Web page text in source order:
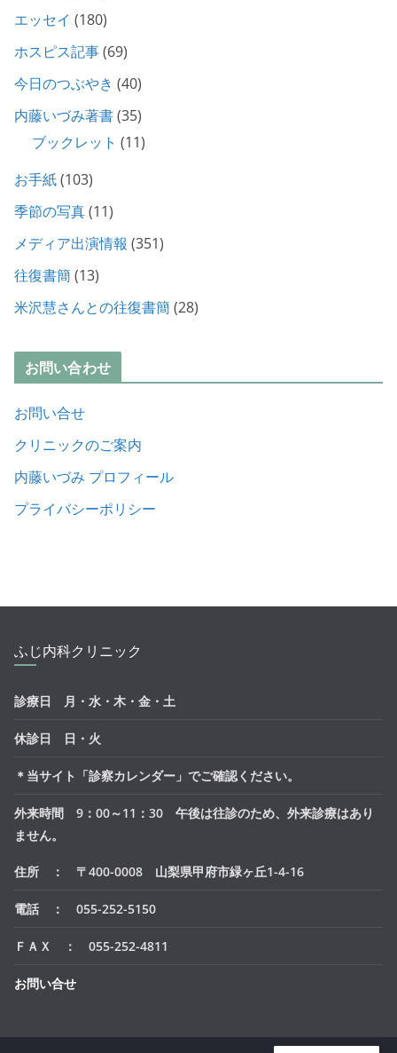
エッセイ (180)
ホスピス記事(69)
今日のつぶやき (40)
内藤いづみ著書(35)
ブックレット (11)
お手紙(103)
季節の写真(11)
メディア出演情報 (351)
往復書簡 (13)
米沢慧さんとの往復書簡 (28)
お問い合わせ
お問い合せ
クリニックのご案内
内藤いづみ プロフィール
プライバシーポリシー
ふじ内科クリニック
診療日 月・水・木・金・土
休診日 日・火
＊当サイト「診察カレンダー」でご確認ください。
外来時間 9：00～11：30 午後は往診のため、外来診療はあり
ません。
住所 ： 〒400-0008 山梨県甲府市緑ヶ丘1-4-16
電話 ： 055-252-5150
ＦＡＸ ： 055-252-4811
お問い合せ